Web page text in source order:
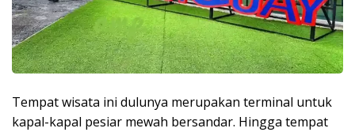
Tempat wisata ini dulunya merupakan terminal untuk
kapal-kapal pesiar mewah bersandar. Hingga tempat